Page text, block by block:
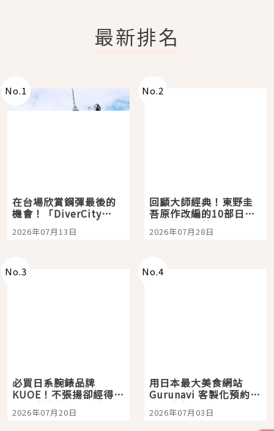
最新排名
No.1
在台場欣賞鋼彈最後的
機會！「DiverCity
Tokyo Plaza」搭船、
購物、美食及夜景，一
2026年07月13日
No.2
回顧大師經典！東野圭
吾原作改編的10部日本
影視作品推薦
2026年07月28日
No.3
必買日系腕錶品牌
KUOE！不張揚卻經得起
時間洗鍊的經典之作五
選
2026年07月20日
No.4
用日本最大美食網站
Gurunavi 客製化預約九
大都市餐廳，打造專屬
美食體驗！
2026年07月03日